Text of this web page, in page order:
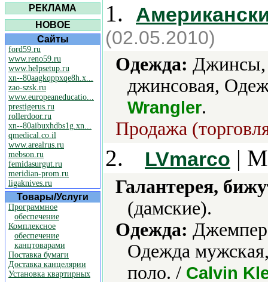
РЕКЛАМА
НОВОЕ
Сайты
ford59.ru
www.reno59.ru
www.helpsetup.ru
xn--80aagkqppxqe8h.x...
zao-szsk.ru
www.europeaneducatio...
prestigerus.ru
rollerdoor.ru
xn--80aibuxhdbs1g.xn...
qmedical.co.il
www.arealrus.ru
mebson.ru
femidasurgut.ru
meridian-prom.ru
ligaknives.ru
Товары/Услуги
Программное
обеспечение
Комплексное
обеспечение
канцтоварами
Поставка бумаги
Доставка канцелярии
Установка квартирных
1.
(02.05.2010)
Одежда: Джинсы,
джинсовая,
Wrangler.
Продажа
2. LVmarco |
Галантерея,
(дамские).
Одежда:
Одежда
поло. / Calvin